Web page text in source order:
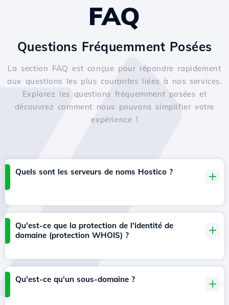
FAQ
Questions Fréquemment Posées
La section FAQ est conçue pour répondre rapidement
aux questions les plus courantes liées à nos services.
Explorez les questions fréquemment posées et
découvrez comment nous pouvons simplifier votre
expérience !
Quels sont les serveurs de noms Hostico ?
Qu'est-ce que la protection de l'identité de
domaine (protection WHOIS) ?
Qu'est-ce qu'un sous-domaine ?